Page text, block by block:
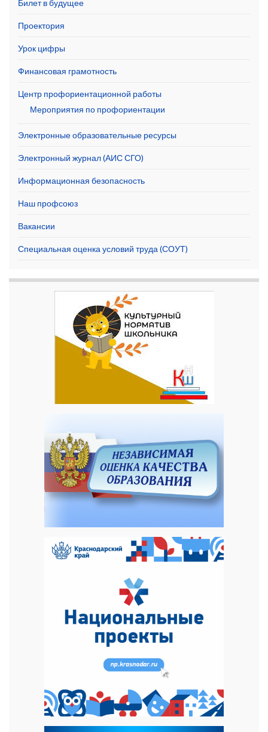
Билет в будущее
Проектория
Урок цифры
Финансовая грамотность
Центр профориентационной работы
Мероприятия по профориентации
Электронные образовательные ресурсы
Электронный журнал (АИС СГО)
Информационная безопасность
Наш профсоюз
Вакансии
Специальная оценка условий труда (СОУТ)